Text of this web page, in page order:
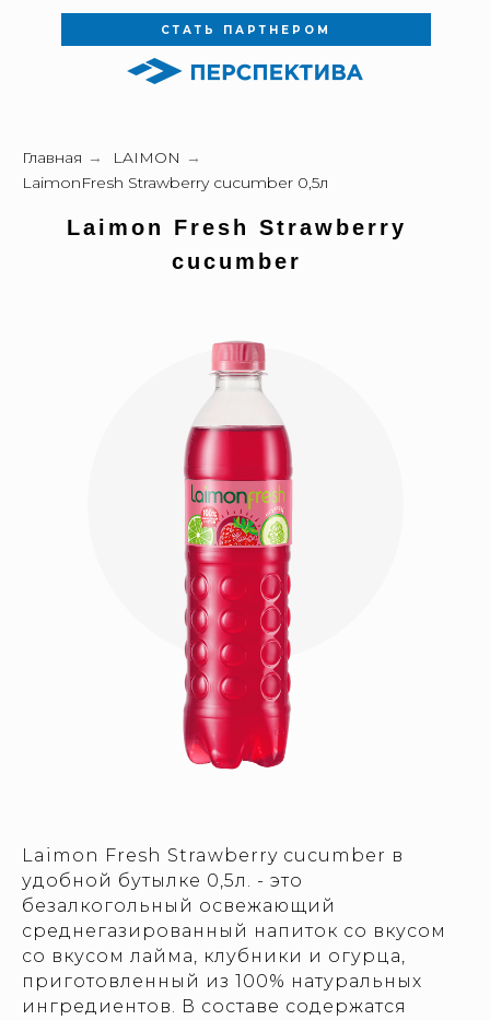
СТАТЬ ПАРТНЕРОМ
Главная → LAIMON →
LaimonFresh Strawberry cucumber 0,5л
Laimon Fresh Strawberry
cucumber
Laimon Fresh Strawberry cucumber в
удобной бутылке 0,5л. - это
безалкогольный освежающий
среднегазированный напиток со вкусом
со вкусом лайма, клубники и огурца,
приготовленный из 100% натуральных
ингредиентов. В составе содержатся